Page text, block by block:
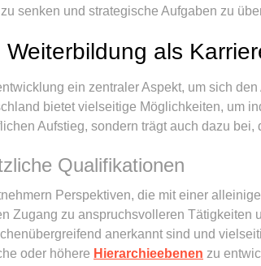
senken und strategische Aufgaben zu
als
ein zentraler Aspekt, um sich
bietet vielseitige Möglichkeiten, um
Aufstieg, sondern trägt auch dazu
Qualifikationen
Perspektiven, die mit einer
Zugang zu anspruchsvolleren
anerkannt sind und
oder höhere Hierarchieebenen zu